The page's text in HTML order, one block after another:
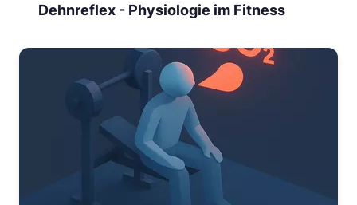
Dehnreflex - Physiologie im Fitness